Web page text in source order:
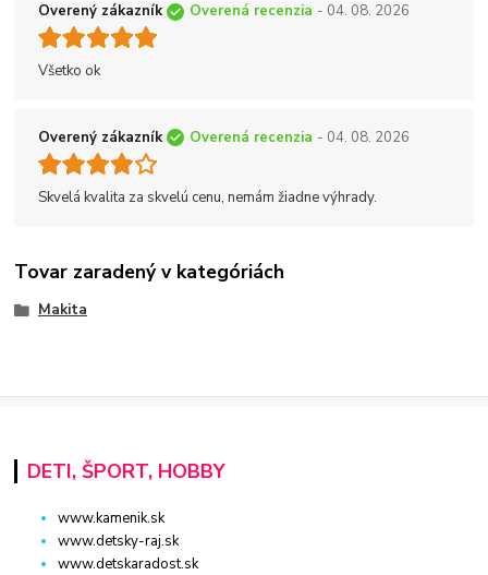
Overený zákazník Overená recenzia - 04. 08. 2026
Všetko ok
Overený zákazník Overená recenzia - 04. 08. 2026
Skvelá kvalita za skvelú cenu, nemám žiadne výhrady.
Tovar zaradený v kategóriách
Makita
DETI, ŠPORT, HOBBY
www.kamenik.sk
www.detsky-raj.sk
www.detskaradost.sk